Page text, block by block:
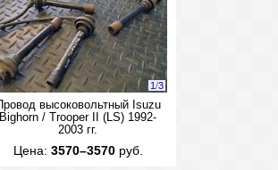
1/3
Провод высоковольтный Isuzu
Bighorn / Trooper II (LS) 1992-
2003 гг.
Цена: 3570–3570руб.